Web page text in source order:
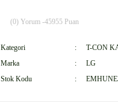
(0) Yorum -45955 Puan
Kategori
T-CON
Marka
LG
Stok Kodu